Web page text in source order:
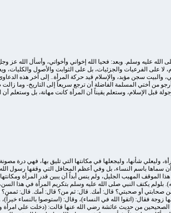
الله عليه وسلم. وبعد: فحيا الله إخواني وأخواتي، وأسأل الله
لا على الفرعيات والجزئيات، بل على الثوابت والأصول
والبيت سجن مؤبد، والإسلام قيد حركة المرأة.. إلى آخر هذه
من أختي المسلمة الفاضلة أن ترجع سريعاً إلى التاريخ- وما زالت
قبل الإسلام، وستعلم يقيناً أن المرأة كانت مهانة، بل
وليعلي شأنها، وليجعلها في مكانتها التي تليق بها، فهي درة
باسم النساء، بل وفي أعظم المحافل التي وقفها رسول
الموقف المهيب الجليل، ولم ينس أبداً أن يبين قدر المرأة
بلولم يكتف النبي صلى الله عليه وسلم بتكريم المرأة في هذا
أو صحبتي؟ قال: أمك. قال: ثم من؟ قال: أمك. قال: ثممن؟
زوجة فقال: (اتقوا الله في النساء)، وقال: (استوصوا بالنساء
الصحيحين من حديث عائشة رضي الله عنها قالت: (دخلت علي امرأة